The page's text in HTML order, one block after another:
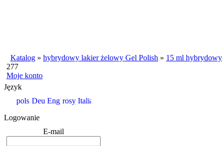
Katalog » hybrydowy lakier żelowy Gel Polish » 15 ml
277
Moje konto
Język
Logowanie
E-mail